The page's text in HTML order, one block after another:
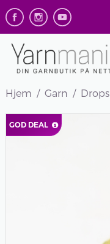
Hjem Garn Drops
GOD DEAL